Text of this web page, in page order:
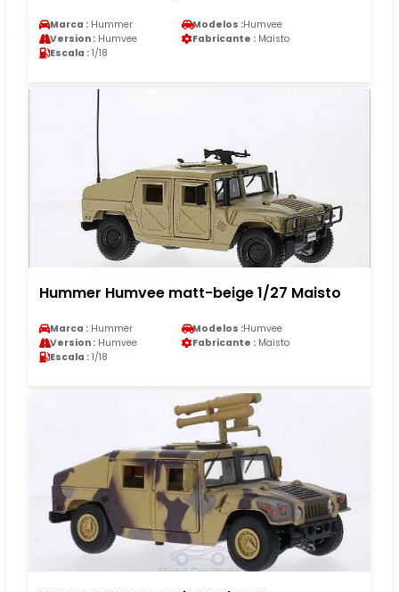
Marca : Hummer Modelos :Humvee
Version : Humvee Fabricante : Maisto
Escala : 1/18
Hummer Humvee matt-beige 1/27 Maisto
Marca : Hummer Modelos :Humvee
Version : Humvee Fabricante : Maisto
Escala : 1/18